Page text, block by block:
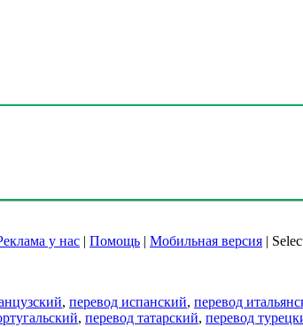
у нас | Помощь | Мобильная версия |
, перевод испанский, перевод
, перевод татарский, перевод